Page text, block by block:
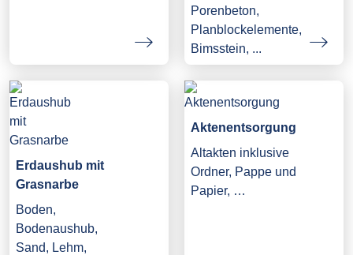
Porenbeton,
Planblockelemente,
Bimsstein, ...
Erdaushub mit
Grasnarbe
Boden,
Bodenaushub,
Sand, Lehm,
Aktenentsorgung
Altakten inklusive
Ordner, Pappe und
Papier, …